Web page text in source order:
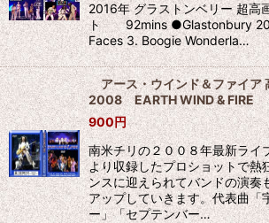
2016年 グラストンベリー 超高
ト 92mins ●Glastonbury
Faces 3. Boogie Wonderla…
アース・ウインド＆ファイア
2008 EARTH WIND & FIRE
900円
南米チリの２００８年最新ライ
より収録したプロショットで熱
ンスに迎えられてバンドの演奏
アップしていきます。代表曲「
ー」「セプテンバー…